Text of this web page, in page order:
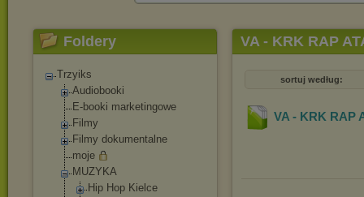
Foldery
Trzyiks
Audiobooki
E-booki marketingowe
Filmy
Filmy dokumentalne
moje
MUZYKA
Hip Hop Kielce
VA - KRK RAP
sortuj według:
VA - KRK RAP